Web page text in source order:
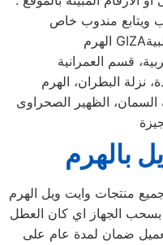
ويتابع مندوب خاص
الهرم GIZA
قسم العمرانية
نزلة البطران، الهرم
السمان، الظهير الصحراوى
بالهرم
منتجات وايت ويل الهرم
الجهاز اي كان العطل
ضمان لمدة عام على